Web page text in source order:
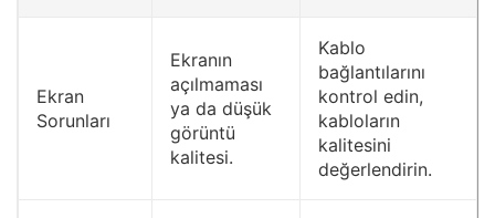
Ekran
Sorunları
Ekranın
açılmaması
ya da düşük
görüntü
kalitesi.
Kablo
bağlantılarını
kontrol edin,
kabloların
kalitesini
değerlendirin.